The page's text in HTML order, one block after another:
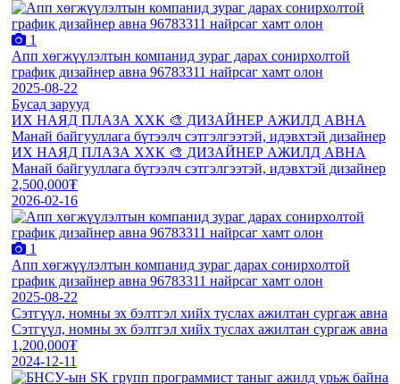
1
Aпп хөгжүүлэлтын компанид зураг дарах сонирхолтой
график дизайнер авна 96783311 найрсаг хамт олон
2025-08-22
Бусад зарууд
ИХ НАЯД ПЛАЗА ХХК 🎨 ДИЗАЙНЕР АЖИЛД АВНА
Манай байгууллага бүтээлч сэтгэлгээтэй, идэвхтэй дизайнер
ИХ НАЯД ПЛАЗА ХХК 🎨 ДИЗАЙНЕР АЖИЛД АВНА
Манай байгууллага бүтээлч сэтгэлгээтэй, идэвхтэй дизайнер
2,500,000₮
2026-02-16
1
Aпп хөгжүүлэлтын компанид зураг дарах сонирхолтой
график дизайнер авна 96783311 найрсаг хамт олон
2025-08-22
Сэтгүүл, номны эх бэлтгэл хийх туслах ажилтaн сургаж авна
Сэтгүүл, номны эх бэлтгэл хийх туслах ажилтaн сургаж авна
1,200,000₮
2024-12-11